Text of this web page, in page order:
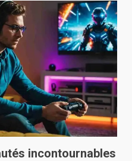
incontournables